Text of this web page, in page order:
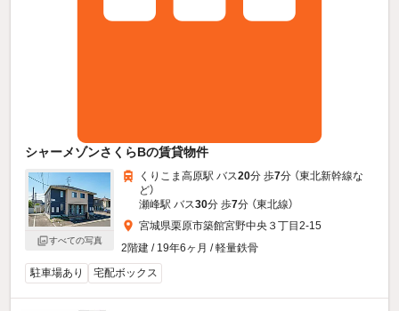
シャーメゾンさくらBの賃貸物件
すべての写真
くりこま高原駅 バス20分 歩7分 （東北新幹線な
ど）
瀬峰駅 バス30分 歩7分 （東北線）
宮城県栗原市築館宮野中央３丁目2-15
2階建 / 19年6ヶ月 / 軽量鉄骨
駐車場あり
宅配ボックス